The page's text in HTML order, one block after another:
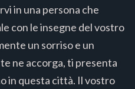
in una persona che
con le insegne del vostro
un sorriso e un
ne accorga, ti presenta
in questa città. Il vostro